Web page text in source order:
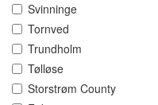
Svinninge
Tornved
Trundholm
Tølløse
Storstrøm County